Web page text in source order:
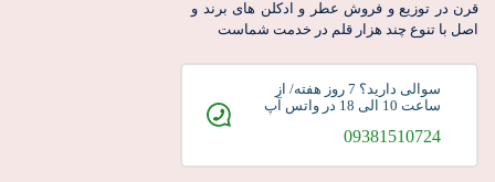
قرن در توزیع و فروش عطر و ادکلن های برند و
اصل با تنوع چند هزار قلم در خدمت شماست
سوالی دارید؟ 7 روز هفته/ از
ساعت 10 الی 18 در واتس آپ
09381510724